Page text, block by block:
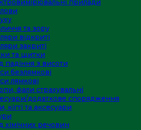
прилади
та зору
відкриті
закриті
та щитки
падіння з висоти
безлямкові
лямкові
фали страхувальні
додаткове спорядження
кігті та аксесуари
хімічних речовин